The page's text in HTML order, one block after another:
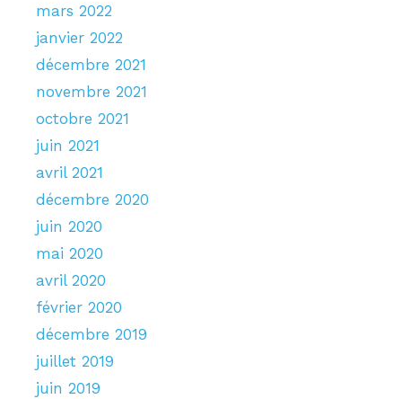
mars 2022
janvier 2022
décembre 2021
novembre 2021
octobre 2021
juin 2021
avril 2021
décembre 2020
juin 2020
mai 2020
avril 2020
février 2020
décembre 2019
juillet 2019
juin 2019